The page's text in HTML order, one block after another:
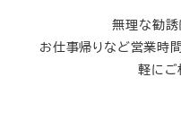
無理な勧誘
お仕事帰りなど営業時
軽にご